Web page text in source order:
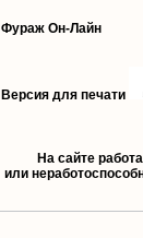
Фураж Он-Лайн
Версия для печати
На сайте
или